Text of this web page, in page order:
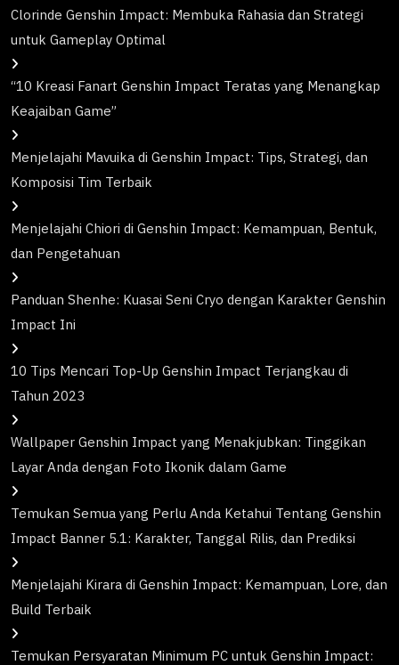
Clorinde Genshin Impact: Membuka Rahasia dan Strategi
untuk Gameplay Optimal
“10 Kreasi Fanart Genshin Impact Teratas yang Menangkap
Keajaiban Game”
Menjelajahi Mavuika di Genshin Impact: Tips, Strategi, dan
Komposisi Tim Terbaik
Menjelajahi Chiori di Genshin Impact: Kemampuan, Bentuk,
dan Pengetahuan
Panduan Shenhe: Kuasai Seni Cryo dengan Karakter Genshin
Impact Ini
10 Tips Mencari Top-Up Genshin Impact Terjangkau di
Tahun 2023
Wallpaper Genshin Impact yang Menakjubkan: Tinggikan
Layar Anda dengan Foto Ikonik dalam Game
Temukan Semua yang Perlu Anda Ketahui Tentang Genshin
Impact Banner 5.1: Karakter, Tanggal Rilis, dan Prediksi
Menjelajahi Kirara di Genshin Impact: Kemampuan, Lore, dan
Build Terbaik
Temukan Persyaratan Minimum PC untuk Genshin Impact: